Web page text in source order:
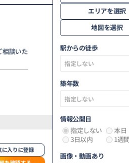
相談いた
に入りに登録
エリアを選択
地図を選択
駅からの徒歩
築年数
情報公開日
指定しない
本日
3日以内
1週
画像・動画あり